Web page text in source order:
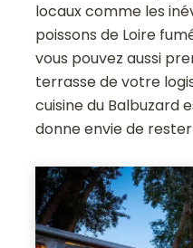
locaux comme les
poissons de Loire
vous pouvez aussi
terrasse de votre
cuisine du Balbuzard
donne envie de